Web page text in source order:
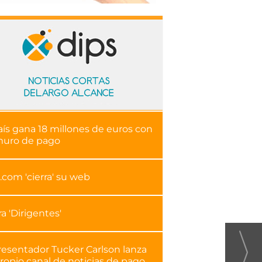
gana 18 millones de euros con
de pago
'cierra' su web
'Dirigentes'
Tucker Carlson lanza